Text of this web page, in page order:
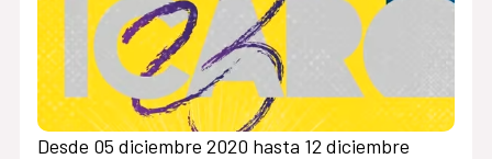
Desde 05 diciembre 2020 hasta 12 diciembre